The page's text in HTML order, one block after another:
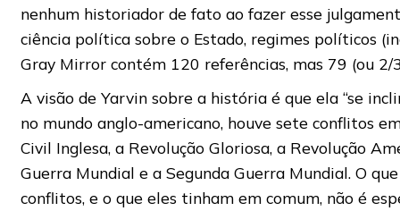
nenhum historiador de fato ao fazer esse
ciência política sobre o Estado, regimes políticos
Gray Mirror contém 120 referências, mas 79 (ou
A visão de Yarvin sobre a história é que ela “se
no mundo anglo-americano, houve sete conflitos
Civil Inglesa, a Revolução Gloriosa, a Revolução
Guerra Mundial e a Segunda Guerra Mundial. O
conflitos, e o que eles tinham em comum, não é